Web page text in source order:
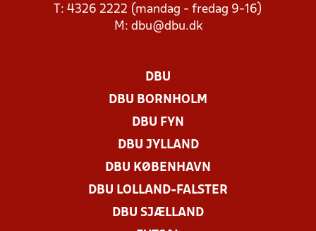
T: 4326 2222 (mandag - fredag 9-16)
M: dbu@dbu.dk
DBU
DBU BORNHOLM
DBU FYN
DBU JYLLAND
DBU KØBENHAVN
DBU LOLLAND-FALSTER
DBU SJÆLLAND